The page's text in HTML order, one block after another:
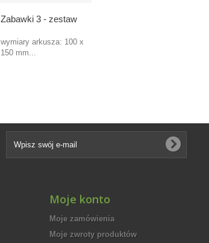
Zabawki 3 - zestaw
wymiary arkusza: 100 x
150 mm...
Moje konto
Moje zamówienia
Moje zwroty produktów